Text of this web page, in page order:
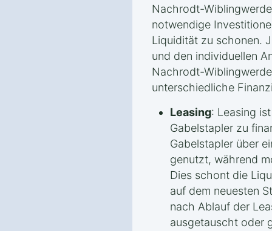
Nachrodt-
notwendige
Liquidität zu schonen.
und den individuellen
Nachrodt-
unterschiedliche
Leasing: Leasing
Gabelstapler zu
Gabelstapler über
genutzt, während
Dies schont die
auf dem neuesten
nach Ablauf der
ausgetauscht oder